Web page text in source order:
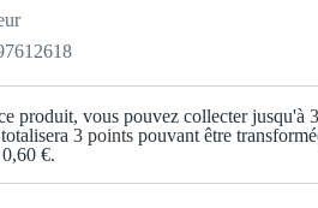
produit, vous pouvez collecter jusqu'à 3
3 points pouvant être
0,60 €.